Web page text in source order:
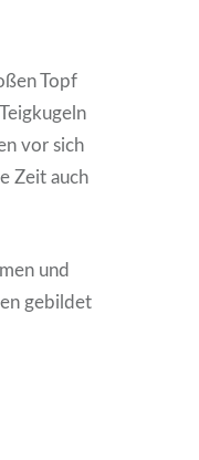
Topf
vor sich
Zeit auch
und
gebildet